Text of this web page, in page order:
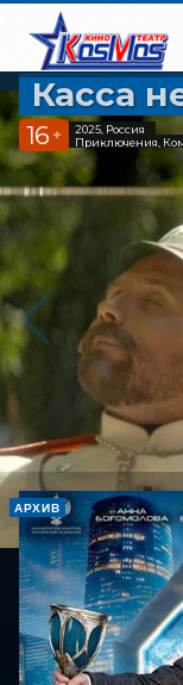
Касса
16 +
2025, Россия
Приключения,
АРХИВ